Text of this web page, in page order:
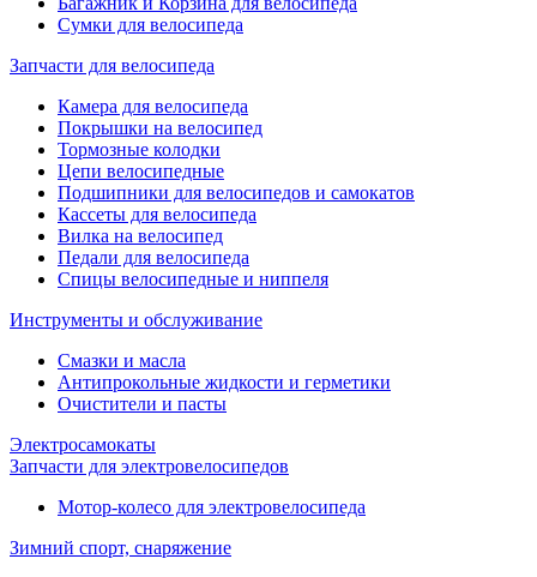
Cумки для велосипеда
Запчасти для велосипеда
Камера для велосипеда
Покрышки на велосипед
Тормозные колодки
Цепи велосипедные
Подшипники для велосипедов и самокатов
Кассеты для велосипеда
Вилка на велосипед
Педали для велосипеда
Спицы велосипедные и ниппеля
Инструменты и обслуживание
Смазки и масла
Антипрокольные жидкости и герметики
Очистители и пасты
Электросамокаты
Запчасти для электровелосипедов
Мотор-колесо для электровелосипеда
Зимний спорт, снаряжение